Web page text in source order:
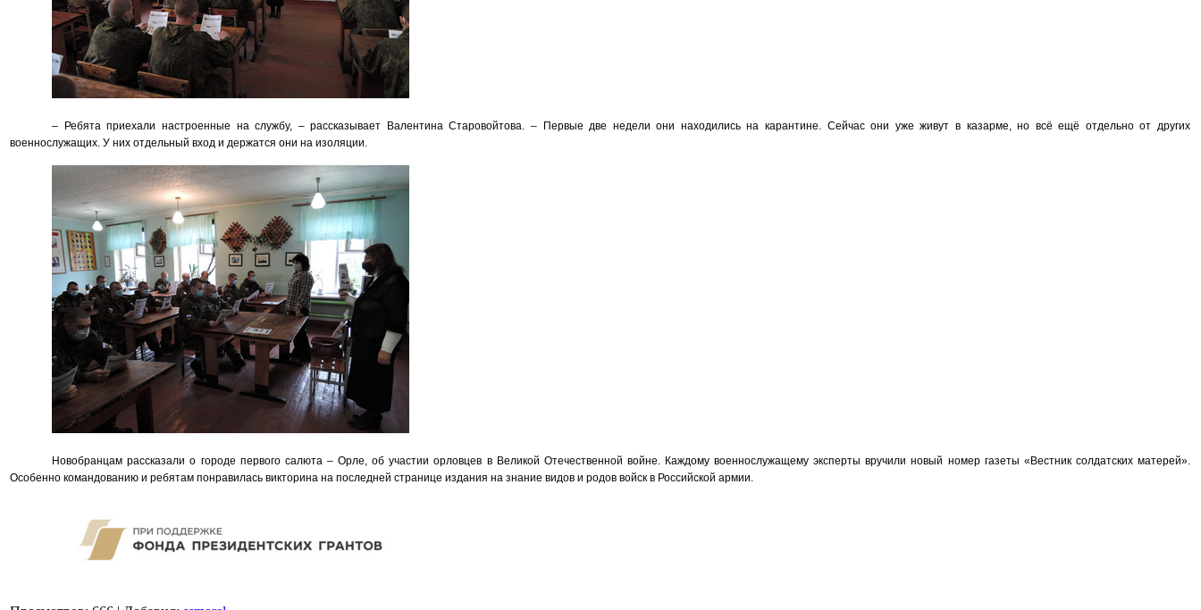
– Ребята приехали настроенные на службу, – рассказывает Валентина Старовойтова. – Первые две недели они находились на карантине. Сейчас они уже живут в казарме, но всё ещё отдельно от других
военнослужащих. У них отдельный вход и держатся они на изоляции.
Новобранцам рассказали о городе первого салюта – Орле, об участии орловцев в Великой Отечественной войне. Каждому военнослужащему эксперты вручили новый номер газеты «Вестник солдатских матерей».
Особенно командованию и ребятам понравилась викторина на последней странице издания на знание видов и родов войск в Российской армии.